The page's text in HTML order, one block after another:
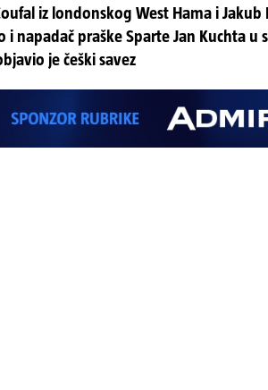
iz londonskog West Hama i
i napadač praške Sparte Jan Kuchta
je češki savez